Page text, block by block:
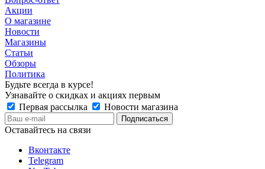
Акции
О магазине
Новости
Магазины
Статьи
Обзоры
Политика
Будьте всегда в курсе!
Узнавайте о скидках и акциях первым
Первая рассылка
Новости магазина
Оставайтесь на связи
Вконтакте
Telegram